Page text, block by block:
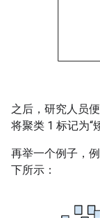
之后，研究人员
将聚类 1 标记为“
再举一个例子，
下所示：